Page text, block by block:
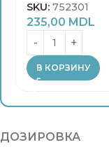
SKU: 752301
235,00 MDL
В КОРЗИНУ
ДОЗИРОВКА